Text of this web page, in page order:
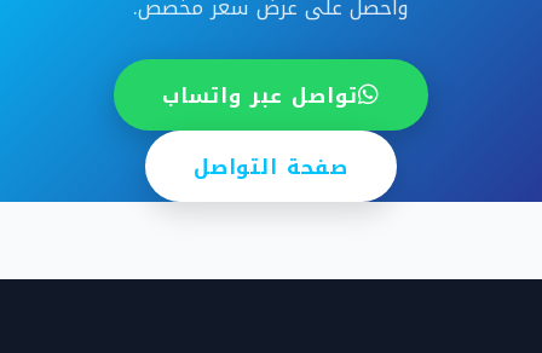
واحصل على عرض سعر مخصص.
تواصل عبر واتساب
صفحة التواصل